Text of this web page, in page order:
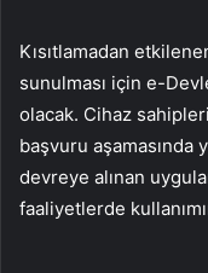
Kısıtlamadan
sunulması için e-
olacak. Cihaz
başvuru aşamasında
devreye alınan
faaliyetlerde